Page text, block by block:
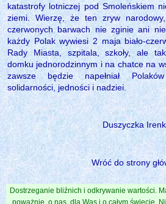
katastrofy lotniczej pod Smoleńskiem
ziemi. Wierzę, że ten zryw
czerwonych barwach nie zginie ani
każdy Polak wywiesi 2 maja biało-
Rady Miasta, szpitala, szkoły, ale
domku jednorodzinnym i na chatce na
zawsze będzie napełniał
solidarności, jedności i nadziei.
Duszyczka
Wróć do strony
Dostrzeganie bliźnich i odkrywanie wartości.
poważnie, o nas, dla Was i o całym świecie.